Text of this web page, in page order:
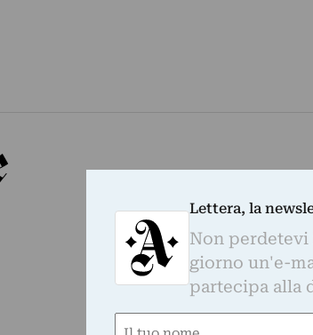
Lettera, la
Non
giorno un'e-
partecipa alla
Nome